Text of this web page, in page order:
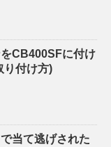
CB400SFに付け
り付け方)
当て逃げされた